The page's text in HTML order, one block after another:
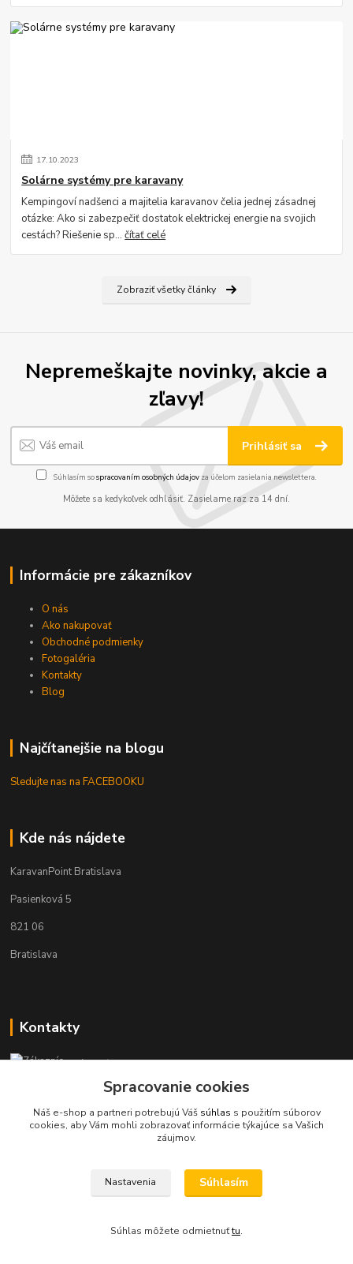
17.10.2023
Solárne systémy pre karavany
Kempingoví nadšenci a majitelia karavanov čelia jednej zásadnej
otázke: Ako si zabezpečiť dostatok elektrickej energie na svojich
cestách? Riešenie sp...čítať celé
Zobraziť všetky články
Nepremeškajte novinky, akcie a
zľavy!
Prihlásiť sa
Súhlasím sospracovaním osobných údajov za účelom zasielania newslettera.
Môžete sa kedykoľvek odhlásiť. Zasielame raz za 14 dní.
Informácie pre zákazníkov
O nás
Ako nakupovať
Obchodné podmienky
Fotogaléria
Kontakty
Blog
Najčítanejšie na blogu
Sledujte nas na FACEBOOKU
Kde nás nájdete
KaravanPoint Bratislava
Pasienková 5
821 06
Bratislava
Kontakty
Zákaznícka podpora KaravanPoint
+421902309993
(Po-Pia, 9-18 hod.)
info@karavanpoint.sk
Spracovanie cookies
Náš e-shop a partneri potrebujú Váš súhlas s použitím súborov
cookies, aby Vám mohli zobrazovať informácie týkajúce sa Vašich
záujmov.
Nastavenia Súhlasím
Súhlas môžete odmietnuťtu.